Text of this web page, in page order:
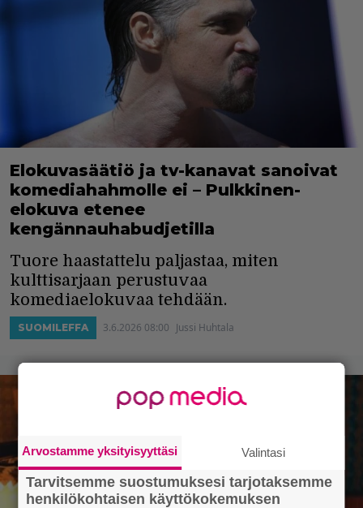
Elokuvasäätiö ja tv-kanavat sanoivat
komediahahmolle ei – Pulkkinen-
elokuva etenee
kengännauhabudjetilla
Tuore haastattelu paljastaa, miten
kulttisarjaan perustuvaa
komediaelokuvaa tehdään.
SUOMILEFFA 3.6.2026 08:00 Jussi Huhtala
Arvostamme yksityisyyttäsi Valintasi
Tarvitsemme suostumuksesi tarjotaksemme
henkilökohtaisen käyttökokemuksen